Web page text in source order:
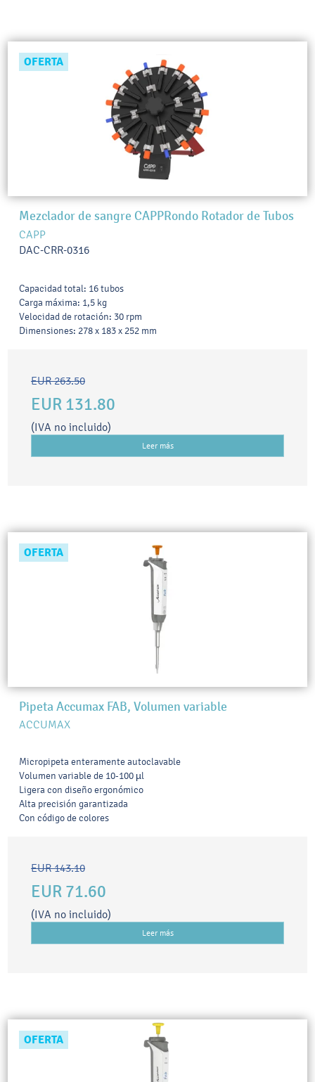
OFERTA
Mezclador de sangre CAPPRondo Rotador de Tubos
CAPP
DAC-CRR-0316
Capacidad total: 16 tubos
Carga máxima: 1,5 kg
Velocidad de rotación: 30 rpm
Dimensiones: 278 x 183 x 252 mm
EUR 263.50
EUR 131.80
(IVA no incluido)
Leer más
OFERTA
Pipeta Accumax FAB, Volumen variable
ACCUMAX
Micropipeta enteramente autoclavable
Volumen variable de 10-100 µl
Ligera con diseño ergonómico
Alta precisión garantizada
Con código de colores
EUR 143.10
EUR 71.60
(IVA no incluido)
Leer más
OFERTA